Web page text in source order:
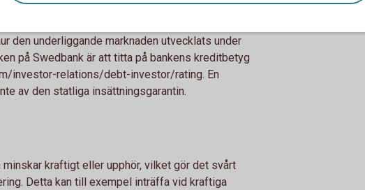
och inte kan fullfölja sina betal­ningsåtaganden
placerare riskera att förlora delar av eller hela
den underlig­gande marknaden utvecklats under
på Swedbank är att titta på bankens kreditbetyg
investor-relations/debt-investor/rating. En
av den statliga insättningsgarantin.
minskar kraftigt eller upphör, vilket gör det svårt
Detta kan till exempel inträffa vid kraftiga